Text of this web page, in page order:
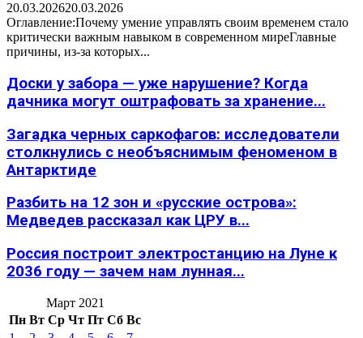
20.03.202620.03.2026
Оглавление:Почему умение управлять своим временем стало
критически важным навыком в современном миреГлавные
причины, из-за которых...
Доски у забора — уже нарушение? Когда
дачника могут оштрафовать за хранение...
Загадка черных саркофагов: исследователи
столкнулись с необъяснимым феноменом в
Антарктиде
Разбить на 12 зон и «русские острова»:
Медведев рассказал как ЦРУ в...
Россия построит электростанцию на Луне к
2036 году — зачем нам лунная...
Март 2021
Пн Вт Ср Чт Пт Сб Вс